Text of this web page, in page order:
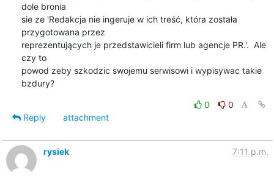
dole bronia
sie ze 'Redakcja nie ingeruje w ich treść, która została
przygotowana przez
reprezentujących je przedstawicieli firm lub agencje PR.'.  Ale
czy to
powod zeby szkodzic swojemu serwisowi i wypisywac takie
bzdury?
0
0
Reply
attachment
rysiek 7:11 p.m.